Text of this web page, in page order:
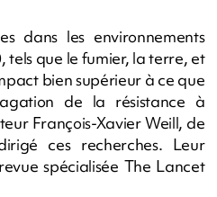
dans les environnements
tels que le fumier, la terre, et
bien supérieur à ce que
de la résistance à
François-Xavier Weill, de
ces recherches. Leur
spécialisée The Lancet